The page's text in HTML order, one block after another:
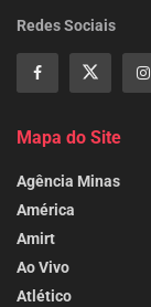
Redes Sociais
Mapa do Site
Agência Minas
América
Amirt
Ao Vivo
Atlético